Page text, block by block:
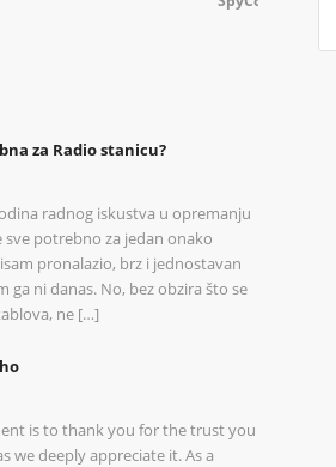
za Radio stanicu?
radnog iskustva u opremanju
potrebno za jedan onako
pronalazio, brz i jednostavan
ni danas. No, bez obzira što se
ne […]
is to thank you for the trust you
we deeply appreciate it. As a